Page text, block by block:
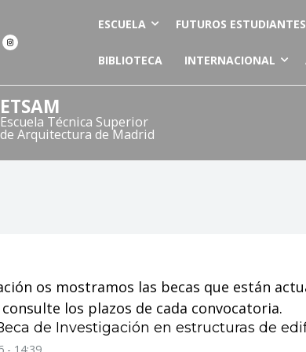
ESCUELA FUTUROS ESTUDIANTES
BIBLIOTECA INTERNACIONAL
ETSAM
Escuela Técnica Superior
de Arquitectura de Madrid
os mostramos las becas que están
los plazos de cada convocatoria.
de Investigación en estructuras de
- 14:39